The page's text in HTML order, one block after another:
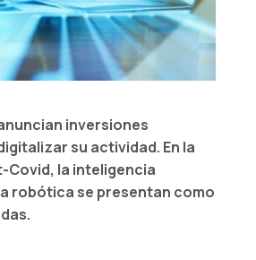
inversiones
su actividad. En la
Covid, la inteligencia
robótica se presentan como